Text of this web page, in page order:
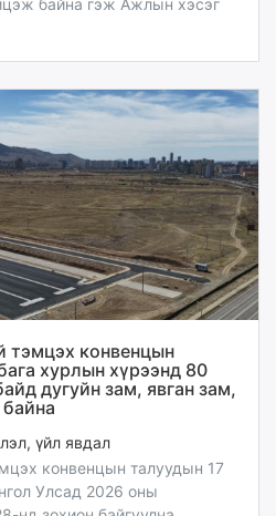
байна гэж Ажлын хэсэг
конвенцын
хурлын хүрээнд 80
дугуйн зам, явган зам,
,үйл явдал
конвенцын талуудын 17
Улсад 2026 оны